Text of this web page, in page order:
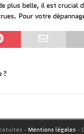
belle, il est crucial
Pour votre
?
- Mentions légales -